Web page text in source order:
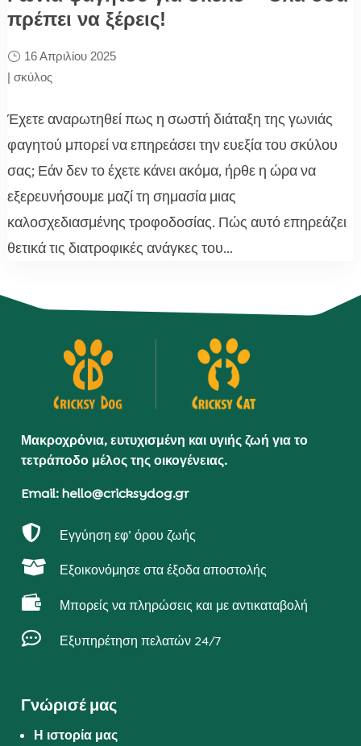
πρέπει να ξέρεις!
16 Απριλίου 2025
| σκύλος
Έχετε αναρωτηθεί πως η σωστή διάταξη της γωνιάς
φαγητού μπορεί να επηρεάσει την ευεξία του σκύλου
σας; Εάν δεν το έχετε κάνει ακόμα, ήρθε η ώρα να
εξερευνήσουμε μαζί τη σημασία μιας
καλοσχεδιασμένης τροφοδοσίας. Πώς αυτό επηρεάζει
θετικά τις διατροφικές ανάγκες του...
Μακροχρόνια, ευτυχισμένη και υγιής ζωή για το
τετράποδο μέλος της οικογένειας.
Email: hello@cricksydog.gr
 Εγγύηση εφ’ όρου ζωής
 Εξοικονόμησε στα έξοδα αποστολής
 Μπορείς να πληρώσεις και με αντικαταβολή
 Εξυπηρέτηση πελατών 24/7
Γνώρισέ μας
Η ιστορία μας